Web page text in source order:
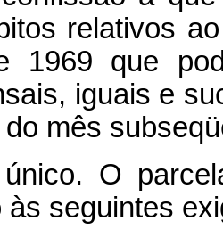
relativos
1969 que
iguais e
mês
único. O
às seguintes